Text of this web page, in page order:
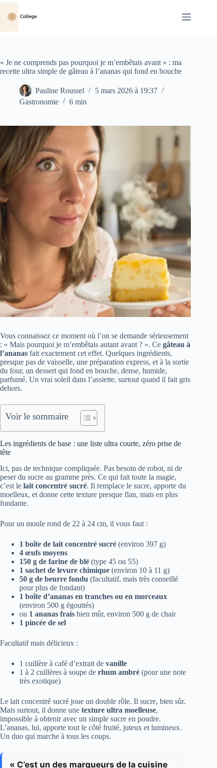
Passer
contenu
« Je ne comprends pas pourquoi je m’embêtais avant » : ma
recette ultra simple de gâteau à l’ananas qui fond en bouche
Pauline Roussel
5 mars 2026 à 19:37
Gastronomie
6 min
Vous connaissez ce moment où l’on se demande sérieusement
: « Mais pourquoi je m’embêtais autant avant ? ». Ce gâteau à
l’ananas fait exactement cet effet. Quelques ingrédients,
presque pas de vaisselle, une préparation express, et à la sortie
du four, un dessert qui fond en bouche, dense, humide,
parfumé. Un vrai soleil dans l’assiette, surtout quand il fait gris
dehors.
Voir le sommaire
Les ingrédients de base : une liste ultra courte, zéro prise de
tête
Ici, pas de technique compliquée. Pas besoin de robot, ni de
peser du sucre au gramme près. Ce qui fait toute la magie,
c’est le lait concentré sucré. Il remplace le sucre, apporte du
moelleux, et donne cette texture presque flan, mais en plus
fondante.
Pour un moule rond de 22 à 24 cm, il vous faut :
1 boîte de lait concentré sucré (environ 397 g)
4 œufs moyens
150 g de farine de blé (type 45 ou 55)
1 sachet de levure chimique (environ 10 à 11 g)
50 g de beurre fondu (facultatif, mais très conseillé
pour plus de fondant)
1 boîte d’ananas en tranches ou en morceaux
(environ 500 g égouttés)
ou 1 ananas frais bien mûr, environ 500 g de chair
1 pincée de sel
Facultatif mais délicieux :
1 cuillère à café d’extrait de vanille
1 à 2 cuillères à soupe de rhum ambré (pour une note
très exotique)
Le lait concentré sucré joue un double rôle. Il sucre, bien sûr.
Mais surtout, il donne une texture ultra moelleuse,
impossible à obtenir avec un simple sucre en poudre.
L’ananas, lui, apporte tout le côté fruité, juteux et lumineux.
Un duo qui marche à tous les coups.
« C’est un des marqueurs de la cuisine